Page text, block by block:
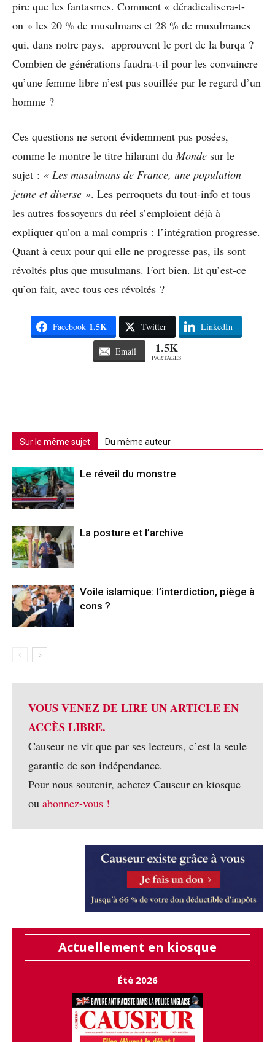
pire que les fantasmes. Comment « déradicalisera-t-
on » les 20 % de musulmans et 28 % de musulmanes
qui, dans notre pays, approuvent le port de la burqa ?
Combien de générations faudra-t-il pour les convaincre
qu’une femme libre n’est pas souillée par le regard d’un
homme ?
Ces questions ne seront évidemment pas posées,
comme le montre le titre hilarant du Monde sur le
sujet : « Les musulmans de France, une population
jeune et diverse ». Les perroquets du tout-info et tous
les autres fossoyeurs du réel s’emploient déjà à
expliquer qu’on a mal compris : l’intégration progresse.
Quant à ceux pour qui elle ne progresse pas, ils sont
révoltés plus que musulmans. Fort bien. Et qu’est-ce
qu’on fait, avec tous ces révoltés ?
Facebook 1.5K Twitter LinkedIn
Email 1.5K
PARTAGES
Sur le même sujet Du même auteur
Le réveil du monstre
La posture et l’archive
Voile islamique: l’interdiction, piège à
cons ?
VOUS VENEZ DE LIRE UN ARTICLE EN
ACCÈS LIBRE.
Causeur ne vit que par ses lecteurs, c’est la seule
garantie de son indépendance.
Pour nous soutenir, achetez Causeur en kiosque
ou abonnez-vous !
Actuellement en kiosque
Été 2026